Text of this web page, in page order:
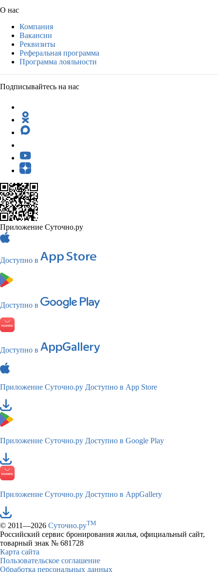
О нас
Компания
Вакансии
Реквизиты
Реферальная программа
Программа лояльности
Подписывайтесь на нас
Приложение Суточно.ру
Доступно в
Доступно в
Доступно в
Приложение Суточно.ру Доступно в App Store
Приложение Суточно.ру Доступно в Google Play
Приложение Суточно.ру Доступно в AppGallery
© 2011—2026 Суточно.руTM
Российский сервис бронирования жилья, официальный сайт,
товарный знак № 681728
Карта сайта
Пользовательское соглашение
Обработка персональных данных